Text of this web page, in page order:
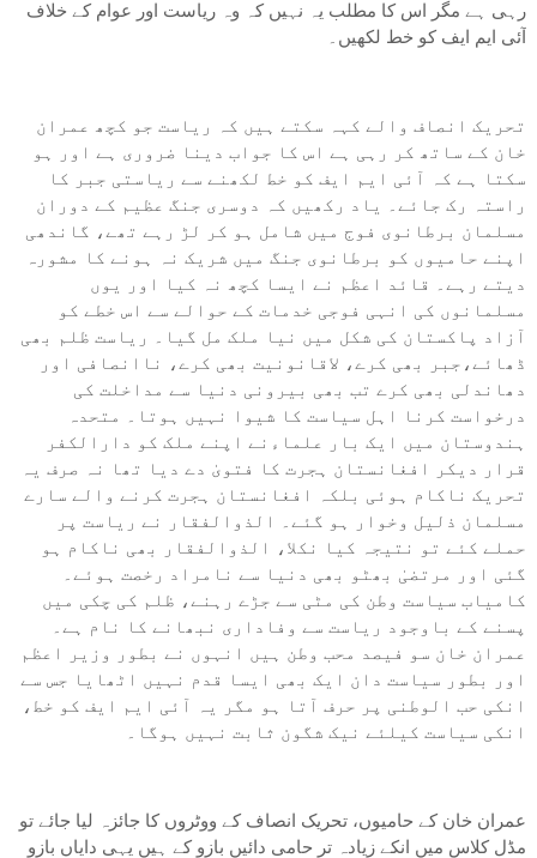
رہی ہے مگر اس کا مطلب یہ نہیں کہ وہ ریاست اور عوام کے خلاف
آئی ایم ایف کو خط لکھیں۔
تحریک انصاف والے کہہ سکتے ہیں کہ ریاست جو کچھ عمران
خان کے ساتھ کر رہی ہے اس کا جواب دینا ضروری ہے اور ہو
سکتا ہے کہ آئی ایم ایف کو خط لکھنے سے ریاستی جبر کا
راستہ رک جائے۔ یاد رکھیں کہ دوسری جنگ عظیم کے دوران
مسلمان برطانوی فوج میں شامل ہو کر لڑ رہے تھے، گاندھی
اپنے حامیوں کو برطانوی جنگ میں شریک نہ ہونے کا مشورہ
دیتے رہے۔ قائد اعظم نے ایسا کچھ نہ کیا اور یوں
مسلمانوں کی انہی فوجی خدمات کے حوالے سے اس خطے کو
آزاد پاکستان کی شکل میں نیا ملک مل گیا۔ ریاست ظلم بھی
ڈھائے،جبر بھی کرے، لاقانونیت بھی کرے، ناانصافی اور
دھاندلی بھی کرے تب بھی بیرونی دنیا سے مداخلت کی
درخواست کرنا اہل سیاست کا شیوا نہیں ہوتا۔ متحدہ
ہندوستان میں ایک بار علماءنے اپنے ملک کو دارالکفر
قرار دیکر افغانستان ہجرت کا فتویٰ دے دیا تھا نہ صرف یہ
تحریک ناکام ہوئی بلکہ افغانستان ہجرت کرنے والے سارے
مسلمان ذلیل وخوار ہو گئے۔ الذوالفقار نے ریاست پر
حملے کئے تو نتیجہ کیا نکلا، الذوالفقار بھی ناکام ہو
گئی اور مرتضیٰ بھٹو بھی دنیا سے نامراد رخصت ہوئے۔
کامیاب سیاست وطن کی مٹی سے جڑے رہنے، ظلم کی چکی میں
پسنے کے باوجود ریاست سے وفاداری نبھانے کا نام ہے۔
عمران خان سو فیصد محب وطن ہیں انہوں نے بطور وزیر اعظم
اور بطور سیاست دان ایک بھی ایسا قدم نہیں اٹھایا جس سے
انکی حب الوطنی پر حرف آتا ہو مگر یہ آئی ایم ایف کو خط،
انکی سیاست کیلئے نیک شگون ثابت نہیں ہوگا۔
عمران خان کے حامیوں، تحریک انصاف کے ووٹروں کا جائزہ لیا جائے تو
مڈل کلاس میں انکے زیادہ تر حامی دائیں بازو کے ہیں یہی دایاں بازو